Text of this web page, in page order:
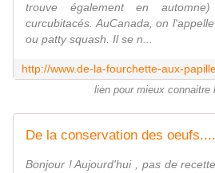
trouve également en
curcubitacés. AuCanada, on
ou patty squash. Il se n...
lien pour mieux connaitre
Bonjour ! Aujourd'hui , pas de